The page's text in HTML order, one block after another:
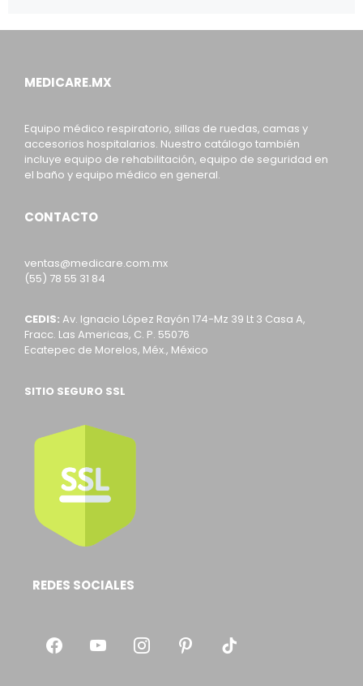
MEDICARE.MX
Equipo médico respiratorio, sillas de ruedas, camas y
accesorios hospitalarios. Nuestro catálogo también
incluye equipo de rehabilitación, equipo de seguridad en
el baño y equipo médico en general.
CONTACTO
ventas@medicare.com.mx
(55) 78 55 31 84
CEDIS: Av. Ignacio López Rayón 174-Mz 39 Lt 3 Casa A,
Fracc. Las Americas, C. P. 55076
Ecatepec de Morelos, Méx., México
SITIO SEGURO SSL
REDES SOCIALES